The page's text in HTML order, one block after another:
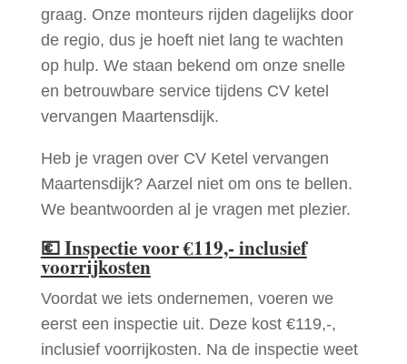
graag. Onze monteurs rijden dagelijks door
de regio, dus je hoeft niet lang te wachten
op hulp. We staan bekend om onze snelle
en betrouwbare service tijdens CV ketel
vervangen Maartensdijk.
Heb je vragen over CV Ketel vervangen
Maartensdijk? Aarzel niet om ons te bellen.
We beantwoorden al je vragen met plezier.
💶Inspectie voor €119,- inclusief
voorrijkosten
Voordat we iets ondernemen, voeren we
eerst een inspectie uit. Deze kost €119,-,
inclusief voorrijkosten. Na de inspectie weet